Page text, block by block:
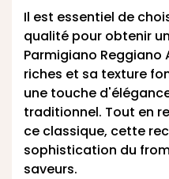
Il est essentiel de
qualité pour obtenir
Parmigiano Reggiano
riches et sa texture
une touche
traditionnel. Tout en
ce classique, cette
sophistication du
saveurs.